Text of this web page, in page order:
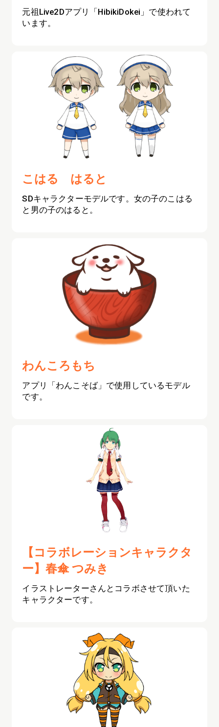
元祖Live2Dアプリ「HibikiDokei」で使われて
います。
こはる はると
SDキャラクターモデルです。女の子のこはる
と男の子のはると。
わんころもち
アプリ「わんこそば」で使用しているモデル
です。
【コラボレーションキャラクタ
ー】春傘 つみき
イラストレーターさんとコラボさせて頂いた
キャラクターです。